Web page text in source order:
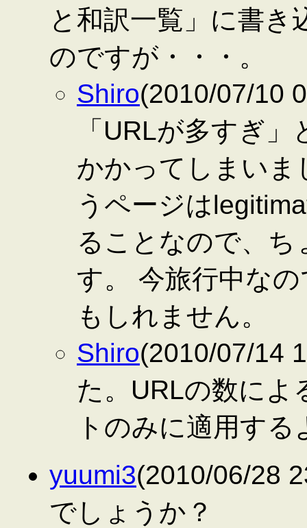
と和訳一覧」に書
のですが・・・。
Shiro(2010/07/10
「URLが多すぎ
かかってしまいま
うページは
ることなので、
す。 今旅行中な
もしれません。
Shiro(2010/07/14
た。URLの数によ
トのみに適用す
yuumi3(2010/06/28
でしょうか？